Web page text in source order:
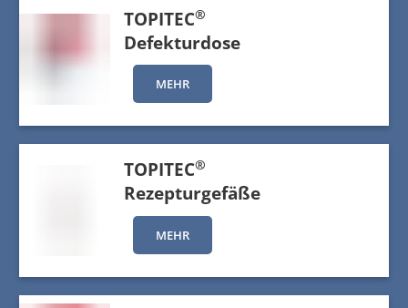
TOPITEC®
Defekturdose
MEHR
TOPITEC®
Rezepturgefäße
MEHR